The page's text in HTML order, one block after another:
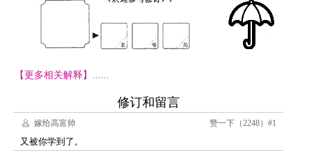
【更多相关解释】......